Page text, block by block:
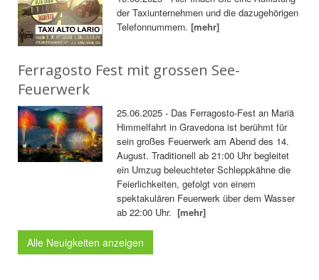
der Taxiunternehmen und die dazugehörigen
Telefonnummern.[mehr]
Ferragosto Fest mit grossen See-
Feuerwerk
25.06.2025 - Das Ferragosto-Fest an Mariä
Himmelfahrt in Gravedona ist berühmt für
sein großes Feuerwerk am Abend des 14.
August. Traditionell ab 21:00 Uhr begleitet
ein Umzug beleuchteter Schleppkähne die
Feierlichkeiten, gefolgt von einem
spektakulären Feuerwerk über dem Wasser
ab 22:00 Uhr.[mehr]
Alle Neuigkeiten anzeigen